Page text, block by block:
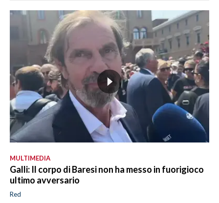
MULTIMEDIA
Galli: Il corpo di Baresi non ha messo in fuorigioco
ultimo avversario
Red